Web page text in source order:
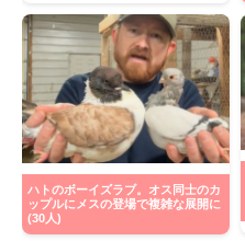
ハトのボーイズラブ。オス同士のカ
ップルにメスの登場で複雑な展開に
(30人)